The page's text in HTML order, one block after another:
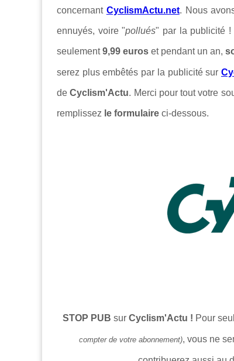
concernant CyclismActu.net. Nous
ennuyés, voire "pollués" par la publicité !
seulement9,99 euros et pendant un an,
serez plus embêtés par la publicité sur
deCyclism'Actu. Merci pour tout votre
remplissez le formulaire ci-dessous.
STOP PUB sur Cyclism'Actu ! Pour
compter de votre abonnement), vous ne